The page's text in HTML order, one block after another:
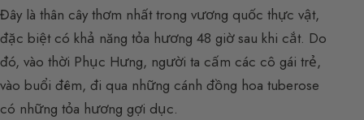
Đây là thân cây thơm nhất trong vương quốc thực vật,
đặc biệt có khả năng tỏa hương 48 giờ sau khi cắt. Do
đó, vào thời Phục Hưng, người ta cấm các cô gái trẻ,
vào buổi đêm, đi qua những cánh đồng hoa tuberose
có những tỏa hương gợi dục.